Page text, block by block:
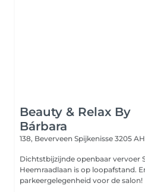
Beauty & Relax By
Bárbara
138, Beverveen Spijkenisse 3205 AH
Dichtstbijzijnde openbaar vervoer Spijkenisse, Metro
Heemraadlaan is op loopafstand. Er is gratis
parkeergelegenheid voor de salon!